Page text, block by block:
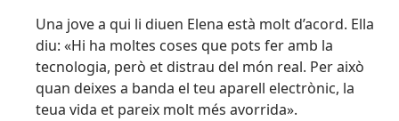
Una jove a qui li diuen Elena està molt d’acord. Ella
diu: «Hi ha moltes coses que pots fer amb la
tecnologia, però et distrau del món real. Per això
quan deixes a banda el teu aparell electrònic, la
teua vida et pareix molt més avorrida».